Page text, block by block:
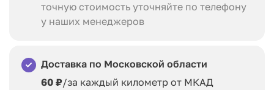
точную стоимость уточняйте по телефону
у наших менеджеров
Доставка по Московской области
60 ₽/за каждый километр от МКАД